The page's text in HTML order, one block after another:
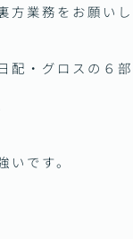
方業務をお願い
配・グロスの６
です。